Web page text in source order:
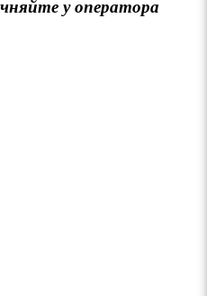
у оператора